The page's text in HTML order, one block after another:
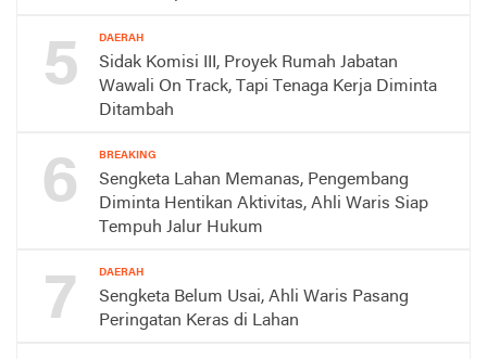
5 DAERAH
Sidak Komisi III, Proyek Rumah Jabatan
Wawali On Track, Tapi Tenaga Kerja Diminta
Ditambah
6 BREAKING
Sengketa Lahan Memanas, Pengembang
Diminta Hentikan Aktivitas, Ahli Waris Siap
Tempuh Jalur Hukum
7 DAERAH
Sengketa Belum Usai, Ahli Waris Pasang
Peringatan Keras di Lahan